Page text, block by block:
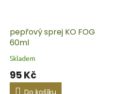
pepřový sprej KO FOG
60ml
Skladem
95 Kč
Do košíku